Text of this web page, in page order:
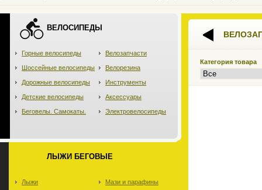
ВЕЛОСИПЕДЫ
Горные велосипеды
Шоссейные велосипеды
Дорожные велосипеды
Детские велосипеды
Беговелы. Самокаты.
Велозапчасти
Велорезина
Инструменты
Аксессуары
Электровелосипеды
ЛЫЖИ БЕГОВЫЕ
Лыжи Мази и парафины
Категория товара